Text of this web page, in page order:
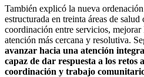
También explicó la nueva
estructurada en treinta áreas de
coordinación entre servicios,
atención más cercana y resolutiva.
avanzar hacia una atención
capaz de dar respuesta a los retos
coordinación y trabajo